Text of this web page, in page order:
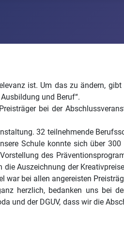
ist. Um das zu ändern,
und Beruf“.
bei der
32 teilnehmende
Schule konnte sich über
des
Auszeichnung der
war bei allen angereisten
herzlich, bedanken uns bei
und der DGUV, dass wir die